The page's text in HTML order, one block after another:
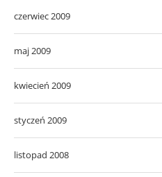
czerwiec 2009
maj 2009
kwiecień 2009
styczeń 2009
listopad 2008